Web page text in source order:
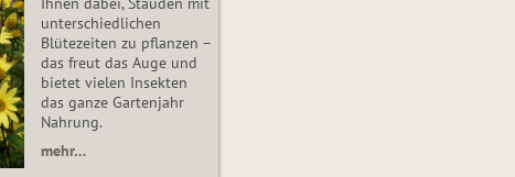
unterschiedlichen
Blütezeiten zu pflanzen –
das freut das Auge und
bietet vielen Insekten
das ganze Gartenjahr
Nahrung.
mehr…